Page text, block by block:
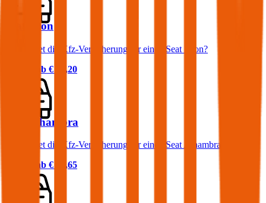
Seat Leon
Was kostet die Kfz-Versicherung für einen Seat Leon?
Prämie ab € 52,20
Seat Alhambra
Was kostet die Kfz-Versicherung für einen Seat Alhambra?
Prämie ab € 83,65